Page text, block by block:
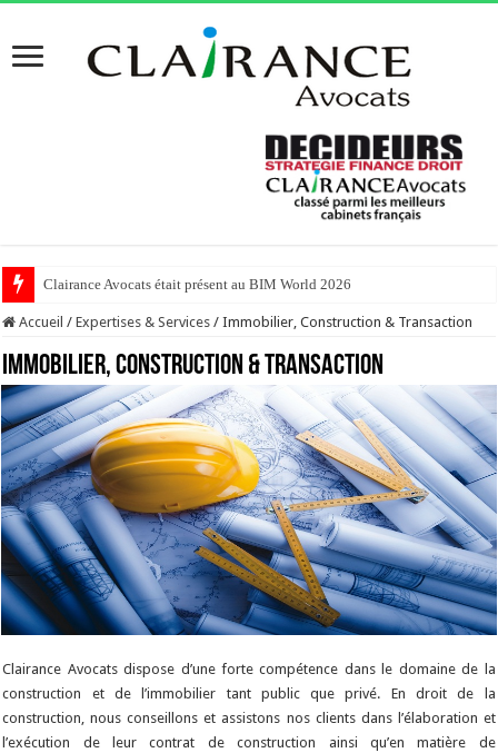
Clairance Avocats était présent au BIM World 2026
Clairance Avocats était présent au MIPIM 2026 !
Accueil / Expertises & Services / Immobilier, Construction & Transaction
Immobilier, Construction & Transaction
Clairance Avocats dispose d’une forte compétence dans le domaine de la
construction et de l’immobilier tant public que privé. En droit de la
construction, nous conseillons et assistons nos clients dans l’élaboration et
l’exécution de leur contrat de construction ainsi qu’en matière de